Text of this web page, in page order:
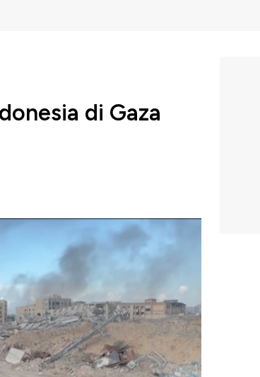
di Gaza
berhenti beroperasi, dan tidak lagi
utara kini tak lagi memiliki layanan
06/01/2025) berikut ini.